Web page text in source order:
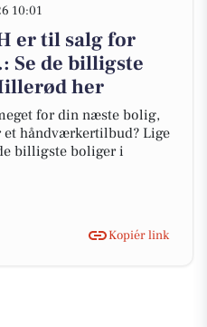
10:01
er til salg for
Se de billigste
her
for din næste bolig,
et håndværkertilbud? Lige
billigste boliger i
Kopiér link